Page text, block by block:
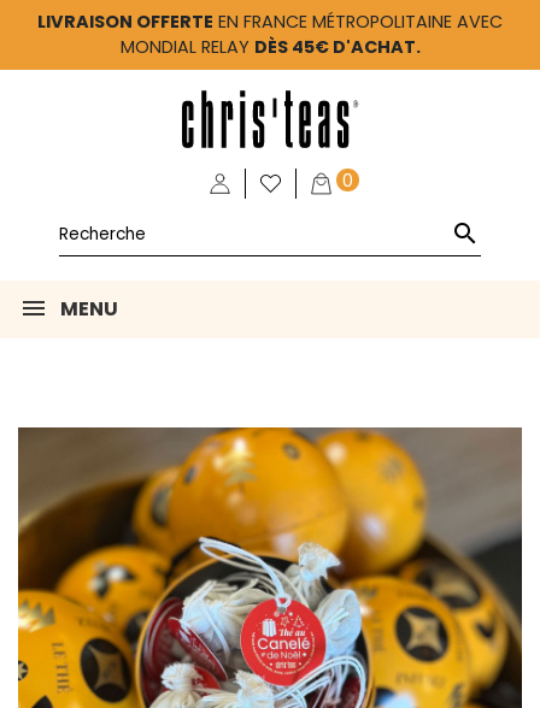
LIVRAISON OFFERTE EN FRANCE MÉTROPOLITAINE AVEC
MONDIAL RELAY DÈS 45€ D'ACHAT.
0

MENU